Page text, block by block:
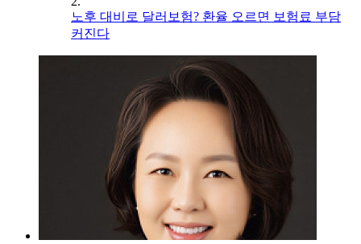
노후 대비로 달러보험? 환율 오르면 보험료 부담
커진다